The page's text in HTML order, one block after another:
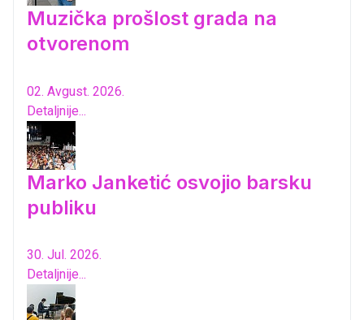
Muzička prošlost grada na
otvorenom
02. Avgust. 2026.
Detaljnije...
Marko Janketić osvojio barsku
publiku
30. Jul. 2026.
Detaljnije...